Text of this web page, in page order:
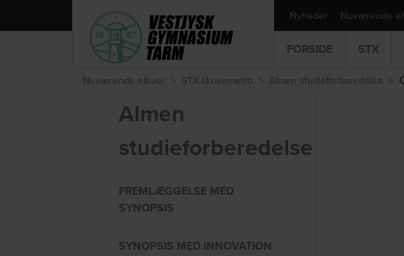
Nyheder Nuværende
FORSIDE STX
Nuværende elever > STX-skrivemetro > Almen studieforberedelse >
Almen
studieforberedelse
FREMLÆGGELSE MED
SYNOPSIS
SYNOPSIS MED INNOVATION